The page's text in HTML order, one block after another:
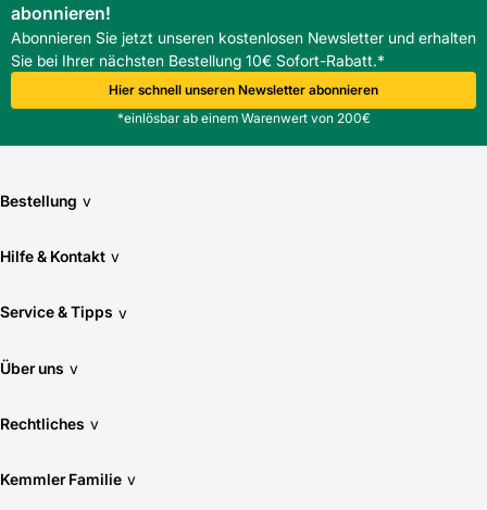
abonnieren!
Abonnieren Sie jetzt unseren kostenlosen Newsletter und erhalten
Sie bei Ihrer nächsten Bestellung 10€ Sofort-Rabatt.*
Hier schnell unseren Newsletter abonnieren
*einlösbar ab einem Warenwert von 200€
Bestellung v
Hilfe & Kontakt v
Service & Tipps v
Über uns v
Rechtliches v
Kemmler Familie v